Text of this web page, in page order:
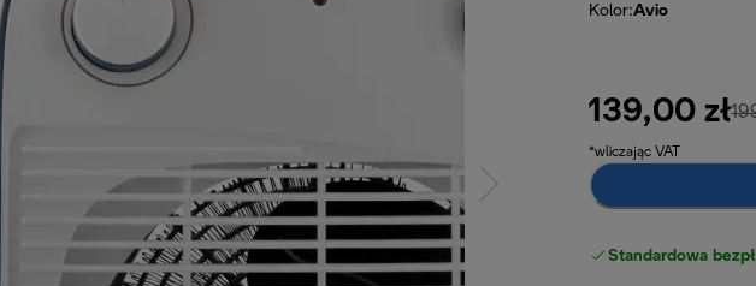
Kolor:Avio
139,00 zł
*wliczając VAT
Standardowa